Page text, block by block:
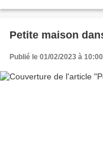
Petite maison
Publié le 01/02/2023 à 10:00